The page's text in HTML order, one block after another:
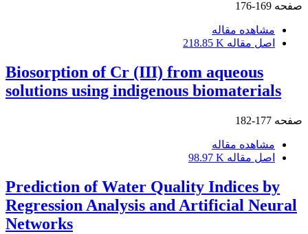
صفحه 169-176
مشاهده مقاله
اصل مقاله 218.85 K
Biosorption of Cr (III) from aqueous
solutions using indigenous biomaterials
صفحه 177-182
مشاهده مقاله
اصل مقاله 98.97 K
Prediction of Water Quality Indices by
Regression Analysis and Artificial Neural
Networks